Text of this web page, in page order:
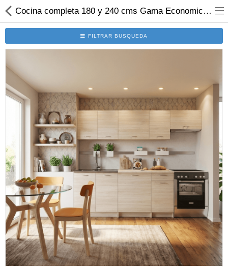
Solicitar Presupuesto
Programa 3D
Modulos
Electro
Accesorios
Comparar Lista deseos (0)
Moneda
Cocina completa 180 y 240 cms Gama Economica ref-30
FILTRAR BUSQUEDA